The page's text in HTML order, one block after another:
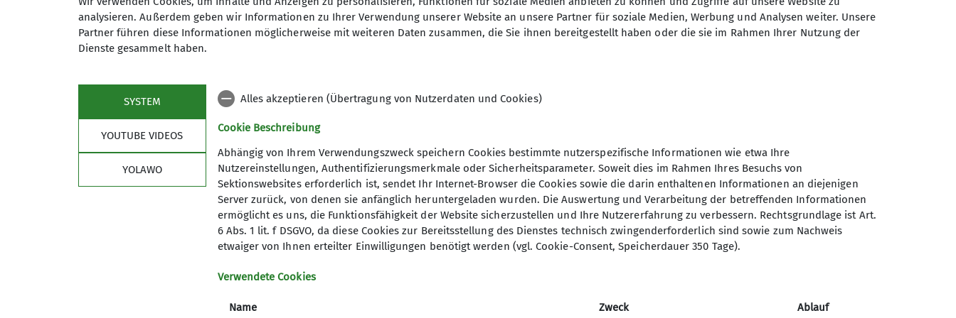
Preis
25 € pro Tag
Sonstige Kosten: Fahrt, ggf. Übernachtung
Downloads
DAV Merkblätter
Archiv
Sektion Hameln des
Deutschen Alpenvereins e.V.
Telefon +4915204025660
analysieren. Außerdem geben wir Informationen zu Ihrer Verwendung unserer Website an unsere Partner für soziale Medien, Werbung und Analysen weiter. Unsere
Partner führen diese Informationen möglicherweise mit weiteren Daten zusammen, die Sie ihnen bereitgestellt haben oder die sie im Rahmen Ihrer Nutzung der
Dienste gesammelt haben.
SYSTEM
YOUTUBE VIDEOS
YOLAWO
Alles akzeptieren (Übertragung von Nutzerdaten und Cookies)
Cookie Beschreibung
Abhängig von Ihrem Verwendungszweck speichern Cookies bestimmte nutzerspezifische Informationen wie etwa Ihre
Nutzereinstellungen, Authentifizierungsmerkmale oder Sicherheitsparameter. Soweit dies im Rahmen Ihres Besuchs von
Sektionswebsites erforderlich ist, sendet Ihr Internet-Browser die Cookies sowie die darin enthaltenen Informationen an diejenigen
Server zurück, von denen sie anfänglich heruntergeladen wurden. Die Auswertung und Verarbeitung der betreffenden Informationen
ermöglicht es uns, die Funktionsfähigkeit der Website sicherzustellen und Ihre Nutzererfahrung zu verbessern. Rechtsgrundlage ist Art.
6 Abs. 1 lit. f DSGVO, da diese Cookies zur Bereitsstellung des Dienstes technisch zwingenderforderlich sind sowie zum Nachweis
etwaiger von Ihnen erteilter Einwilligungen benötigt werden (vgl. Cookie-Consent, Speicherdauer 350 Tage).
Verwendete Cookies
Name Zweck Ablauf